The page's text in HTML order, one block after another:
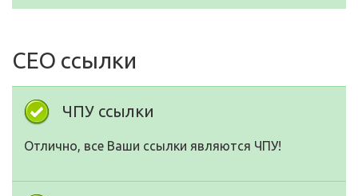
СЕО ссылки
ЧПУ ссылки
Отлично, все Ваши ссылки являются ЧПУ!